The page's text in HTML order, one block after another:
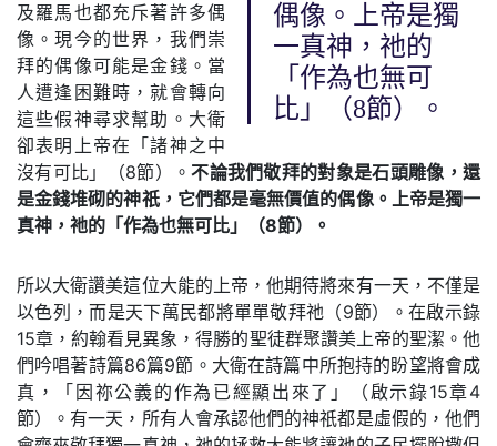
偶像。上帝是獨
一真神，祂的
「作為也無可
比」（8節）。
及羅馬也都充斥著許多偶
像。現今的世界，我們崇
拜的偶像可能是金錢。當
人遭逢困難時，就會轉向
這些假神尋求幫助。大衛
卻表明上帝在「諸神之中
沒有可比」（8節）。不論我們敬拜的對象是石頭雕像，還
是金錢堆砌的神祇，它們都是毫無價值的偶像。上帝是獨一
真神，祂的「作為也無可比」（8節）。
所以大衛讚美這位大能的上帝，他期待將來有一天，不僅是
以色列，而是天下萬民都將單單敬拜祂（9節）。在啟示錄
15章，約翰看見異象，得勝的聖徒群聚讚美上帝的聖潔。他
們吟唱著詩篇86篇9節。大衛在詩篇中所抱持的盼望將會成
真，「因祢公義的作為已經顯出來了」（啟示錄15章4
節）。有一天，所有人會承認他們的神祇都是虛假的，他們